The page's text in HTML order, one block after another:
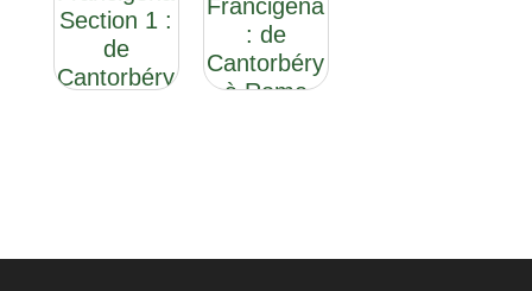
Section 1 :
de
Cantorbéry
Francigena
: de
Cantorbéry
à Rome